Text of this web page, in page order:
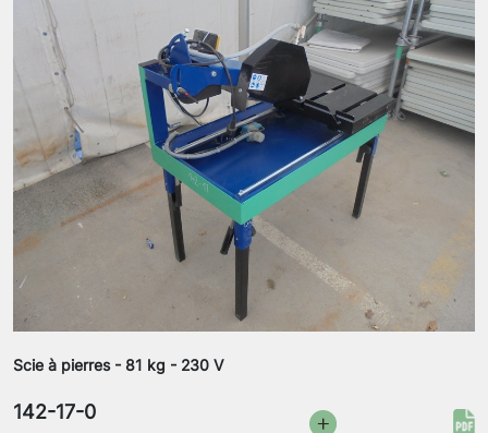
Scie à pierres - 81 kg - 230 V
142-17-0